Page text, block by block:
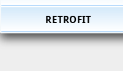
RETROFIT